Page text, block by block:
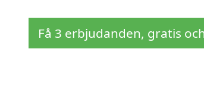
Få 3 erbjudanden, gratis